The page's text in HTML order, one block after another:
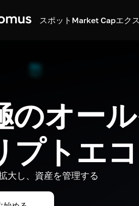
スポット Market Capエク
のオー
プトエ
大し、資産を管理する